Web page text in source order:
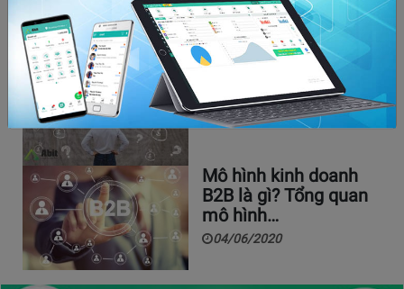
Làm sao để kinh doanh online tại nhà hiệu quả? Những ý
tưởng hay mặt hàng nào kinh doanh online…
Mở đại lý sữa cần bao
nhiêu vốn là đủ? |…
03/04/2021
Mô hình kinh doanh
B2B là gì? Tổng quan
mô hình…
04/06/2020